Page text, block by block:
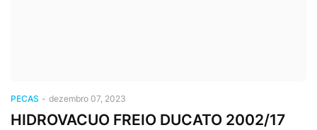
PECAS - dezembro 07, 2023
HIDROVACUO FREIO DUCATO 2002/17